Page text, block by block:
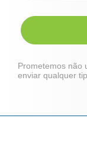
Prometemos não
enviar qualquer